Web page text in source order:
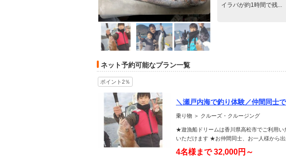
イラバが約1時間で残...
ネット予約可能なプラン一覧
ポイント2％
＼瀬戸内海で釣り体験／仲間同士
乗り物 ＞ クルーズ・クルージング
★遊漁船ドリームは香川県高松市でご利用
いただけます ★お仲間同士、お一人様から
4名様まで32,000円～